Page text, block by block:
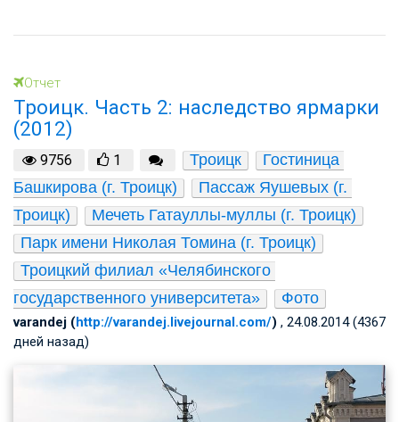
Отчет
Троицк. Часть 2: наследство ярмарки
(2012)
9756 1 Троицк
Гостиница
Башкирова (г. Троицк)
Пассаж Яушевых (г.
Троицк)
Мечеть Гатауллы-муллы (г. Троицк)
Парк имени Николая Томина (г. Троицк)
Троицкий филиал «Челябинского
государственного университета»
Фото
varandej (http://varandej.livejournal.com/) , 24.08.2014 (4367
дней назад)